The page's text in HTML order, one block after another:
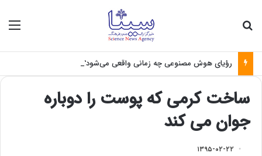
رؤیای هوش مصنوعی چه زمانی واقعی می‌شود؟
ساخت کرمی که پوست را دوباره
جوان می کند
۱۳۹۵-۰۲-۲۲